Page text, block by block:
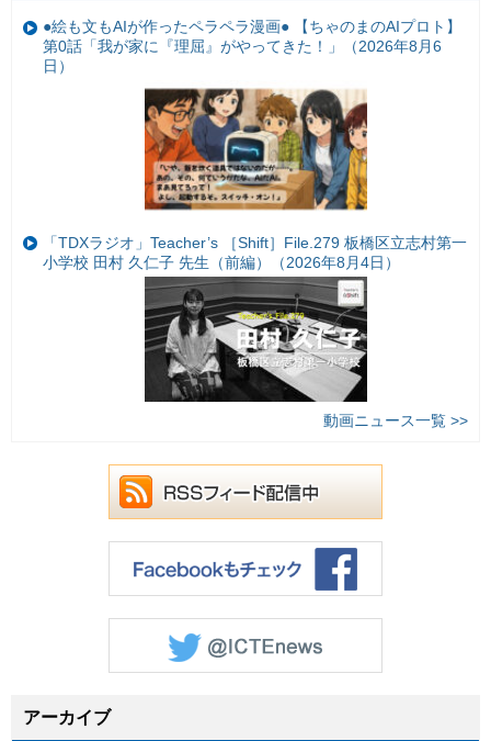
●絵も文もAIが作ったペラペラ漫画● 【ちゃのまのAIプロト】
第0話「我が家に『理屈』がやってきた！」（2026年8月6
日）
「TDXラジオ」Teacher’s ［Shift］File.279 板橋区立志村第一
小学校 田村 久仁子 先生（前編）（2026年8月4日）
動画ニュース一覧 >>
アーカイブ